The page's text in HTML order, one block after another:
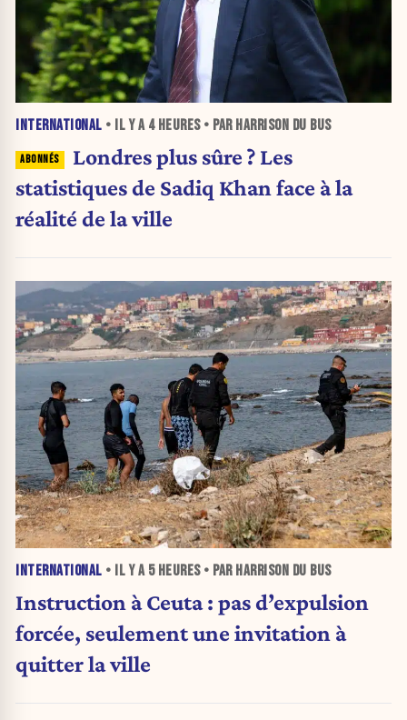
INTERNATIONAL • IL Y A 4 HEURES• PAR HARRISON DU BUS
Londres plus sûre ? Les
statistiques de Sadiq Khan face à la
réalité de la ville
INTERNATIONAL • IL Y A 5 HEURES• PAR HARRISON DU BUS
Instruction à Ceuta : pas d’expulsion
forcée, seulement une invitation à
quitter la ville